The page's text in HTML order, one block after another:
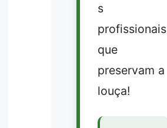
s
profissionais
que
preservam a
louça!